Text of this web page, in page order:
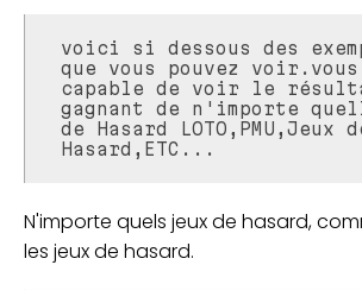
voici si dessous des
que vous pouvez
capable de voir le
gagnant de n'importe
de Hasard LOTO,PMU,Jeux
Hasard,ETC...
N'importe quels jeux de hasard,
les jeux de hasard.